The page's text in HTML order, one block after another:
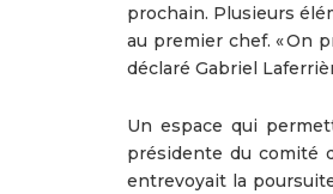
prochain. Plusieurs
au premier chef. « On
déclaré Gabriel
Un espace qui
présidente du comité
entrevoyait la